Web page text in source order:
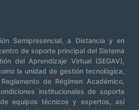
Semipresencial, a Distancia y en
de soporte principal del Sistema
del Aprendizaje Virtual (SEGAV),
la unidad de gestión tecnológica,
de Régimen Académico,
institucionales de soporte
equipos técnicos y expertos, así